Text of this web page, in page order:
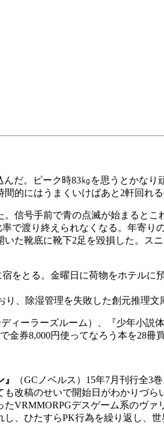
だ。ピーク時83㎏を思うとかな
的にはうまくいけばあと2軒回れる
信号手前で青の点滅が始まると
で渡り終えられなくなる。年寄り
靴底に靴下2足を毀損した。ス
をとる。金曜日に荷物をホテルに
、除湿管理を失敗した創元推理文
ーラーズルーム）、『少年小説
券8,000円使ってなろう本を28冊買
（GCノベルス）15年7月刊行全3
改稿のせいで開始日がわかりづ
VRMMORPGデスゲーム系のヴ
、ひたすらPK行為を繰り返し、